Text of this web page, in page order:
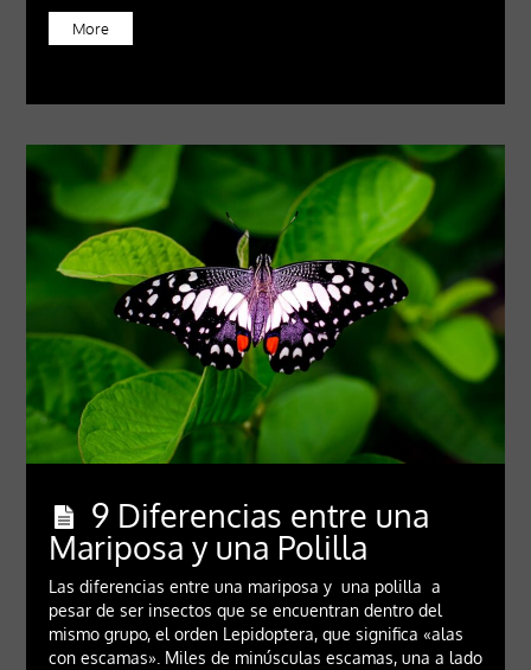
More
9 Diferencias entre una
Mariposa y una Polilla
Las diferencias entre una mariposa y una polilla a
pesar de ser insectos que se encuentran dentro del
mismo grupo, el orden Lepidoptera, que significa «alas
con escamas». Miles de minúsculas escamas, una a lado